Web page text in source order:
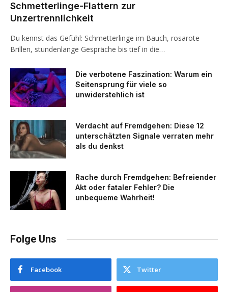
Schmetterlinge-Flattern zur
Unzertrennlichkeit
Du kennst das Gefühl: Schmetterlinge im Bauch, rosarote
Brillen, stundenlange Gespräche bis tief in die…
Die verbotene Faszination: Warum ein
Seitensprung für viele so
unwiderstehlich ist
Verdacht auf Fremdgehen: Diese 12
unterschätzten Signale verraten mehr
als du denkst
Rache durch Fremdgehen: Befreiender
Akt oder fataler Fehler? Die
unbequeme Wahrheit!
Folge Uns
Facebook Twitter